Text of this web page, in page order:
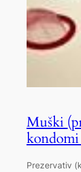
Muški
Prezervativ